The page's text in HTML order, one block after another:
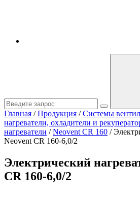
Главная / Продукция / Системы
нагреватели, охладители и
нагреватели / Neovent CR 160 /
Neovent CR 160-6,0/2
Электрический
CR 160-6,0/2